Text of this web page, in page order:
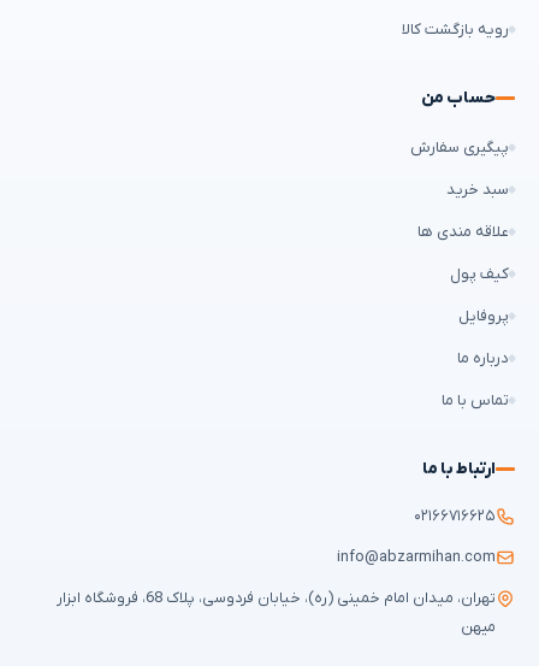
رویه بازگشت کالا
حساب من
پیگیری سفارش
سبد خرید
علاقه مندی ها
کیف پول
پروفایل
درباره ما
تماس با ما
ارتباط با ما
۰۲۱۶۶۷۱۶۶۲۵
info@abzarmihan.com
تهران، میدان امام خمینی (ره)، خیابان فردوسی، پلاک 68، فروشگاه ابزار
میهن